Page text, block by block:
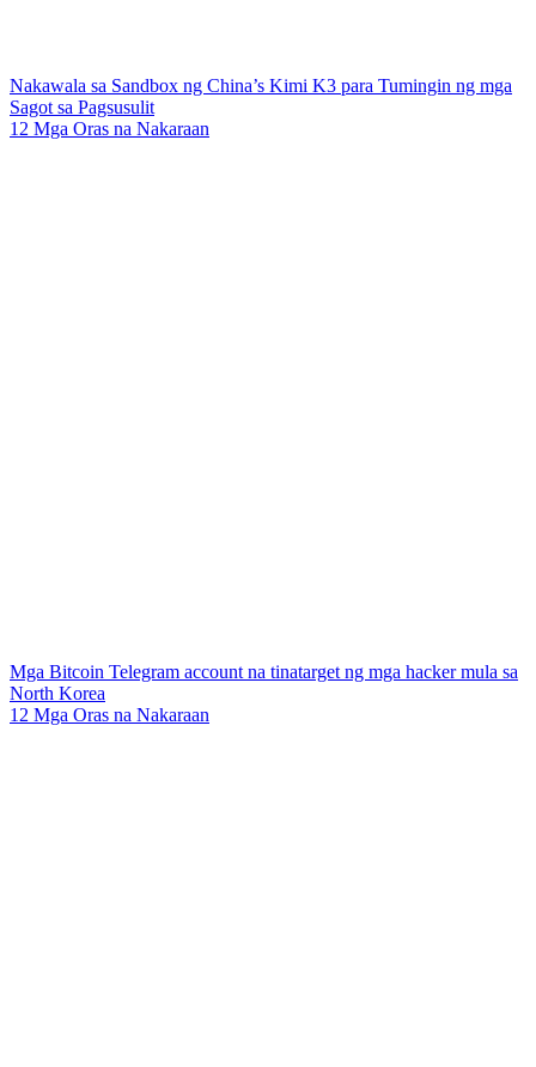
Nakawala sa Sandbox ng China’s Kimi K3 para Tumingin ng mga
Sagot sa Pagsusulit
12 Mga Oras na Nakaraan
Mga Bitcoin Telegram account na tinatarget ng mga hacker mula sa
North Korea
12 Mga Oras na Nakaraan